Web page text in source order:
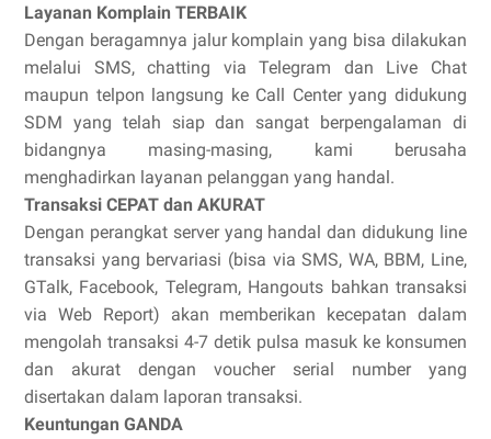
Layanan Komplain TERBAIK
Dengan beragamnya jalur komplain yang bisa dilakukan
melalui SMS, chatting via Telegram dan Live Chat
maupun telpon langsung ke Call Center yang didukung
SDM yang telah siap dan sangat berpengalaman di
bidangnya masing-masing, kami berusaha
menghadirkan layanan pelanggan yang handal.
Transaksi CEPAT dan AKURAT
Dengan perangkat server yang handal dan didukung line
transaksi yang bervariasi (bisa via SMS, WA, BBM, Line,
GTalk, Facebook, Telegram, Hangouts bahkan transaksi
via Web Report) akan memberikan kecepatan dalam
mengolah transaksi 4-7 detik pulsa masuk ke konsumen
dan akurat dengan voucher serial number yang
disertakan dalam laporan transaksi.
Keuntungan GANDA